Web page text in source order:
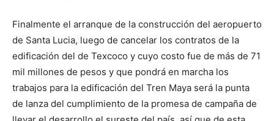
Finalmente el arranque de la construcción del aeropuerto
de Santa Lucia, luego de cancelar los contratos de la
edificación del de Texcoco y cuyo costo fue de más de 71
mil millones de pesos y que pondrá en marcha los
trabajos para la edificación del Tren Maya será la punta
de lanza del cumplimiento de la promesa de campaña de